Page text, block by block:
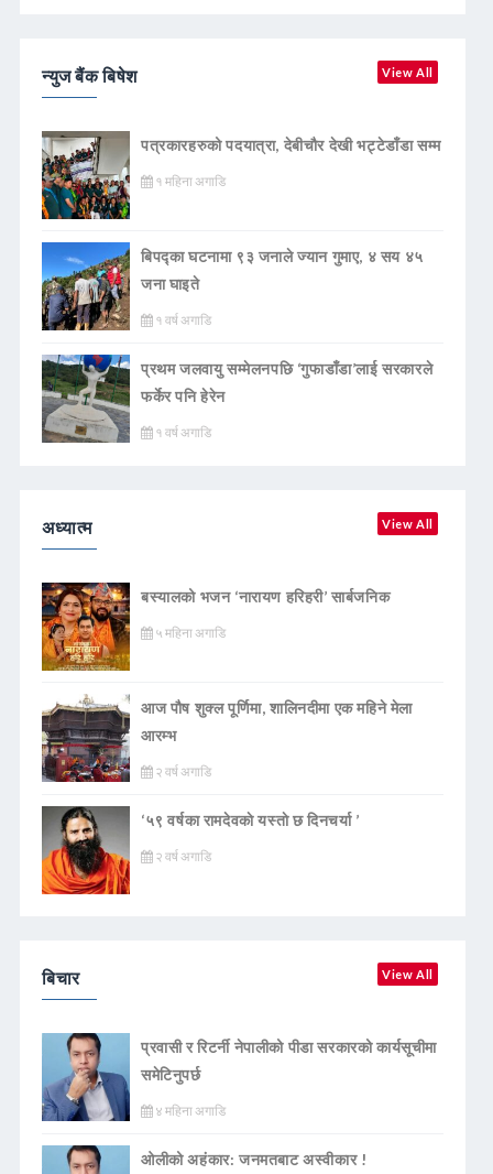
न्युज बैंक बिषेश View All
पत्रकारहरुको पदयात्रा, देबीचौर देखी भट्टेडाँडा सम्म
१ महिना अगाडि
बिपद्का घटनामा ९३ जनाले ज्यान गुमाए, ४ सय ४५
जना घाइते
१ वर्ष अगाडि
प्रथम जलवायु सम्मेलनपछि ‘गुफाडाँडा’लाई सरकारले
फर्केर पनि हेरेन
१ वर्ष अगाडि
अध्यात्म View All
बस्यालको भजन ‘नारायण हरिहरी’ सार्बजनिक
५ महिना अगाडि
आज पौष शुक्ल पूर्णिमा, शालिनदीमा एक महिने मेला
आरम्भ
२ वर्ष अगाडि
‘५९ वर्षका रामदेवकाे यस्ताे छ दिनचर्या ’
२ वर्ष अगाडि
बिचार View All
प्रवासी र रिटर्नी नेपालीको पीडा सरकारको कार्यसूचीमा
समेटिनुपर्छ
४ महिना अगाडि
ओलीको अहंकार: जनमतबाट अस्वीकार !